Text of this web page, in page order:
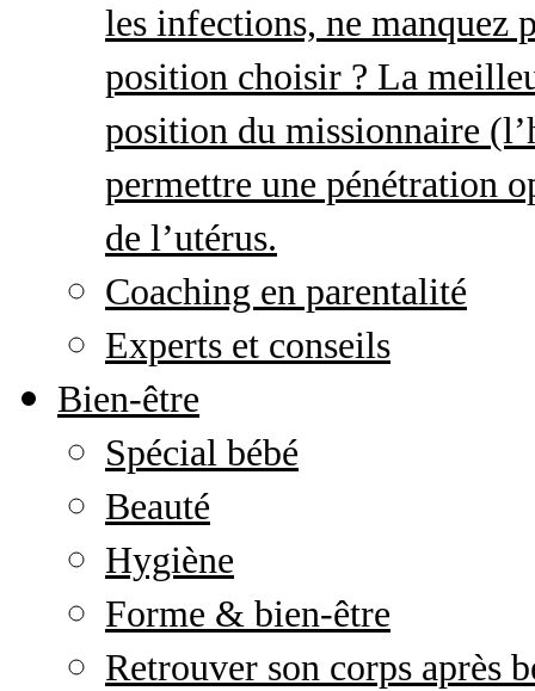
les infections, ne manquez
position choisir ? La
position du missionnaire
permettre une pénétration
de l’utérus.
Coaching en parentalité
Experts et conseils
Bien-être
Spécial bébé
Beauté
Hygiène
Forme & bien-être
Retrouver son corps après